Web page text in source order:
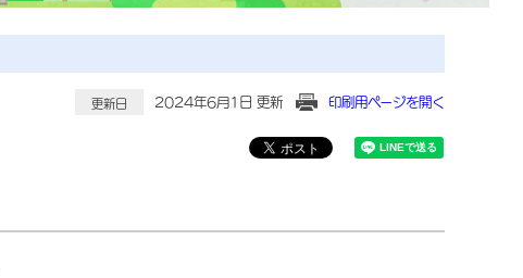
更新日 2024年6月1日 更新 印刷用ページを開く